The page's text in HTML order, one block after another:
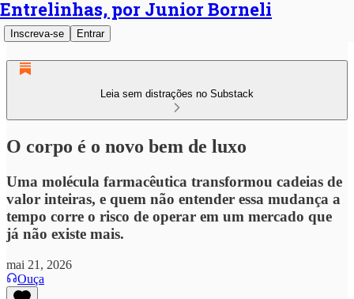
Entrelinhas, por Junior Borneli
Inscreva-se Entrar
Leia sem distrações no Substack
O corpo é o novo bem de luxo
Uma molécula farmacêutica transformou cadeias de
valor inteiras, e quem não entender essa mudança a
tempo corre o risco de operar em um mercado que
já não existe mais.
mai 21, 2026
Ouça